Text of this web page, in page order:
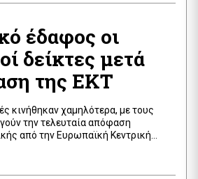
έδαφος οι
δείκτες μετά
της ΕΚΤ
κινήθηκαν χαμηλότερα, με τους
την τελευταία απόφαση
από την Ευρωπαϊκή Κεντρική
δείκτης Stoxx 600 υποχώρησε
της ΕΚΤ, διευρύνοντας τις